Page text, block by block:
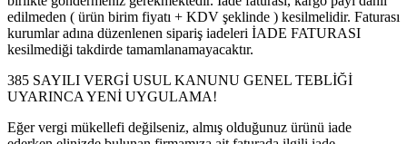
edilmeden ( ürün birim fiyatı + KDV şeklinde ) kesilmelidir. Faturası
kurumlar adına düzenlenen sipariş iadeleri İADE FATURASI
kesilmediği takdirde tamamlanamayacaktır.
385 SAYILI VERGİ USUL KANUNU GENEL TEBLİĞİ
UYARINCA YENİ UYGULAMA!
Eğer vergi mükellefi değilseniz, almış olduğunuz ürünü iade